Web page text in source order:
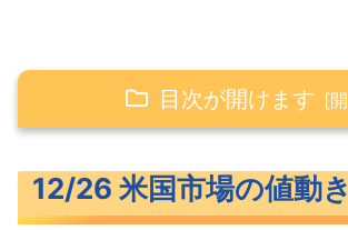
目次が開けます
米主要3指数の値動き
12/26 米国市場の値動き